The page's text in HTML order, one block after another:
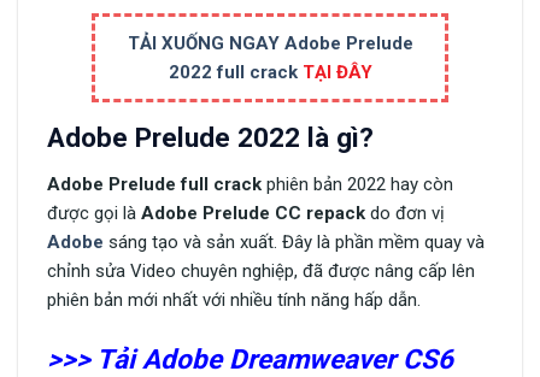
TẢI XUỐNG NGAY Adobe Prelude
2022 full crack TẠI ĐÂY
Adobe Prelude 2022 là gì?
Adobe Prelude full crack phiên bản 2022 hay còn
được gọi là Adobe Prelude CC repack do đơn vị
Adobe sáng tạo và sản xuất. Đây là phần mềm quay và
chỉnh sửa Video chuyên nghiệp, đã được nâng cấp lên
phiên bản mới nhất với nhiều tính năng hấp dẫn.
>>> Tải Adobe Dreamweaver CS6